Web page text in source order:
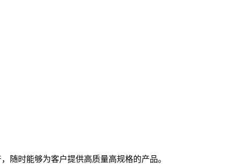
随时能够为客户提供高质量高规格的产品。